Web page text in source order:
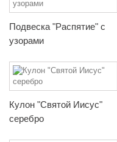
Подвеска "Распятие" с
узорами
Кулон "Святой Иисус"
серебро